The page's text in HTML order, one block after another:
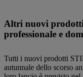
Altri nuovi
professionale e
Tutti i nuovi prodotti
autunnale dello scorso